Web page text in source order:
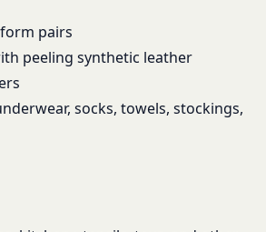
pairs
peeling synthetic leather
socks, towels, stockings,
ービスは、当社が管理するサービ
へのリンクを含む場合があり、こ
における内容や利用者情報の保護
は一切責任を負いません。
月1日
為
者を誹謗、中傷する行為
三者に対して、迷惑、不利益ま
る行為
びパスワードを不正に使用する行
約に違反すると当社が判断した場